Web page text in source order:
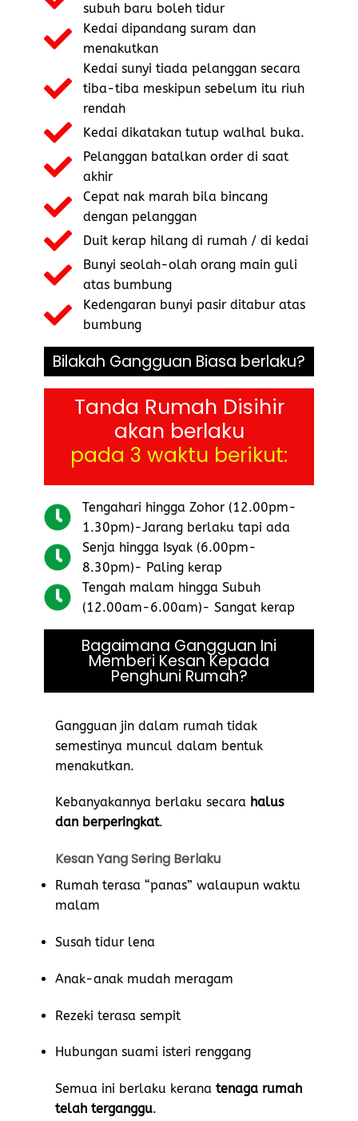
subuh baru boleh tidur
Kedai dipandang suram dan
menakutkan
Kedai sunyi tiada pelanggan secara
tiba-tiba meskipun sebelum itu riuh
rendah
Kedai dikatakan tutup walhal buka.
Pelanggan batalkan order di saat
akhir
Cepat nak marah bila bincang
dengan pelanggan
Duit kerap hilang di rumah / di kedai
Bunyi seolah-olah orang main guli
atas bumbung
Kedengaran bunyi pasir ditabur atas
bumbung
Bilakah Gangguan Biasa berlaku?
Tanda Rumah Disihir
akan berlaku
pada 3 waktu berikut:
Tengahari hingga Zohor (12.00pm-
1.30pm)-Jarang berlaku tapi ada
Senja hingga Isyak (6.00pm-
8.30pm)- Paling kerap
Tengah malam hingga Subuh
(12.00am-6.00am)- Sangat kerap
Bagaimana Gangguan Ini
Memberi Kesan Kepada
Penghuni Rumah?
Gangguan jin dalam rumah tidak
semestinya muncul dalam bentuk
menakutkan.
Kebanyakannya berlaku secara halus
dan berperingkat.
Kesan Yang Sering Berlaku
Rumah terasa “panas” walaupun waktu
malam
Susah tidur lena
Anak-anak mudah meragam
Rezeki terasa sempit
Hubungan suami isteri renggang
Semua ini berlaku kerana tenaga rumah
telah terganggu.